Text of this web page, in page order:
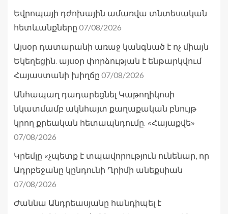
Եվրոպայի դժոխային ամառվա տնտեսական
հետևանքները 07/08/2026
Այսօր դատարանի առաջ կանգնած է ոչ միայն
Եկեղեցին. այսօր փորձության է ենթարկվում
Հայաստանի խիղճը 07/08/2026
Անհապաղ դադարեցնել Կաթողիկոսի
նկատմամբ ակնհայտ քաղաքական բնույթ
կրող քրեական հետապնդումը. «Հայաքվե»
07/08/2026
Կրեմլը «չպետք է տպավորություն ունենար, որ
Ադրբեջանը կընդունի Ղրիմի անեքսիան
07/08/2026
Ժաննա Անդրեասյանը հանդիպել է